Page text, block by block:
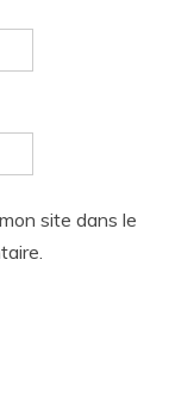
site dans le